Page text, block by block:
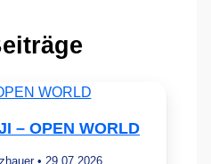
– OPEN WORLD
• 29.07.2026